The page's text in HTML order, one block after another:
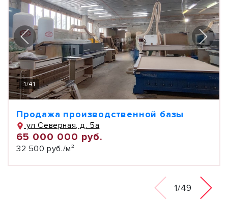
1/41
Продажа производственной базы
ул Северная, д. 5а
65 000 000 руб.
32 500 руб./м²
1/49